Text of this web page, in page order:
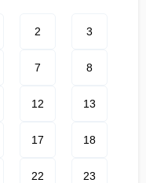
2 3
7 8
12 13
17 18
22 23